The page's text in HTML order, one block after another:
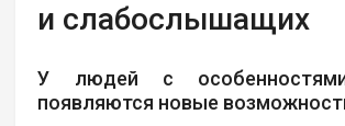
и слабослышащих
У людей с
появляются новые